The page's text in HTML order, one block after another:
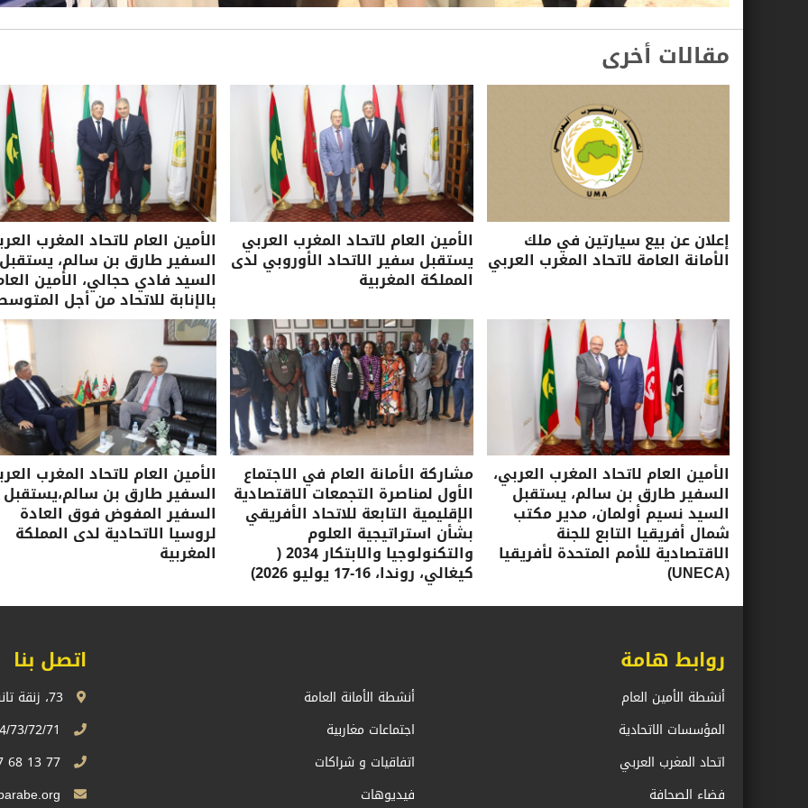
مقالات أخرى
إعلان عن بيع سيارتين في ملك
الأمانة العامة لاتحاد المغرب العربي
الأمين العام لاتحاد المغرب العربي
يستقبل سفير الاتحاد الأوروبي لدى
المملكة المغربية
الأمين العام لاتحاد المغرب
السفير طارق بن سالم، يستقبل
السيد فادي حجالي، الأمين
بالإنابة للاتحاد من أجل
الأمين العام لاتحاد المغرب العربي،
السفير طارق بن سالم، يستقبل
السيد نسيم أولمان، مدير مكتب
شمال أفريقيا التابع للجنة
الاقتصادية للأمم المتحدة لأفريقيا
(UNECA)
مشاركة الأمانة العام في الاجتماع
الأول لمناصرة التجمعات الاقتصادية
الإقليمية التابعة للاتحاد الأفريقي
بشأن استراتيجية العلوم
والتكنولوجيا والابتكار 2034 (
كيغالي، روندا، 16-17 يوليو 2026)
الأمين العام لاتحاد المغرب
السفير طارق بن سالم،يستقبل
السفير المفوض فوق العادة
لروسيا الاتحادية لدى المملكة
المغربية
روابط هامة
أنشطة الأمين العام
أنشطة الأمانة العامة
المؤسسات الاتحادية
اجتماعات مغاربية
اتحاد المغرب العربي
اتفاقيات و شراكات
فضاء الصحافة
فيديوهات
اتصل بنا